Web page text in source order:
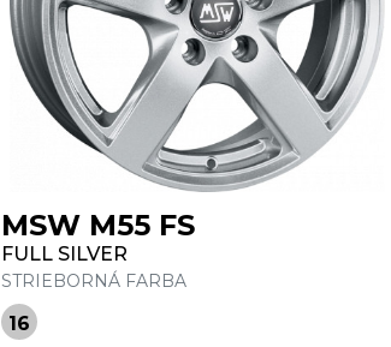
MSW M55 FS
FULL SILVER
STRIEBORNÁ FARBA
16